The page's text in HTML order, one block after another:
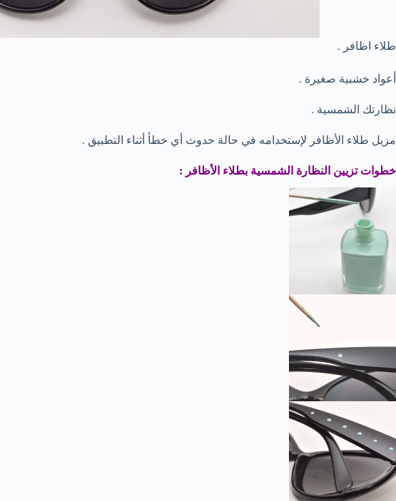
طلاء اظافر .
أعواد خشبية صغيرة .
نظارتك الشمسية .
مزيل طلاء الأظافر لإستخدامه في حالة حدوث أي خطأ أثناء التطبيق .
خطوات تزيين النظارة الشمسية بطلاء الأظافر :